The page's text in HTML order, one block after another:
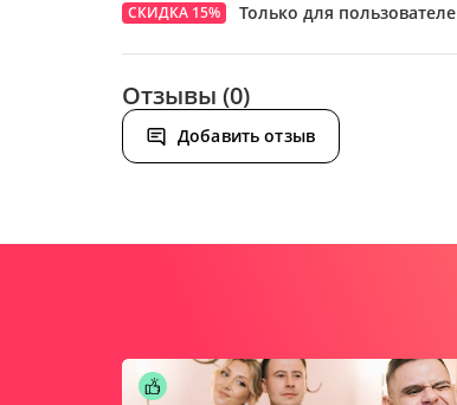
СКИДКА 15% Только для
Отзывы (0)
Добавить отзыв